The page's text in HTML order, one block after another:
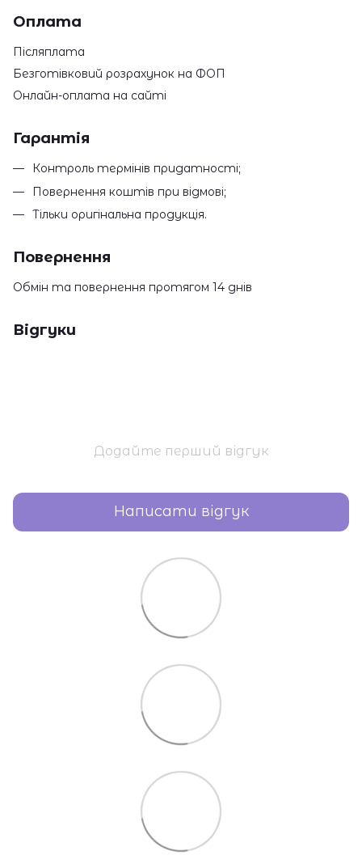
Оплата
Післяплата
Безготівковий розрахунок на ФОП
Онлайн-оплата на сайті
Гарантія
Контроль термінів придатності;
Повернення коштів при відмові;
Тільки оригінальна продукція.
Повернення
Обмін та повернення протягом 14 днів
Відгуки
Додайте перший відгук
Написати відгук